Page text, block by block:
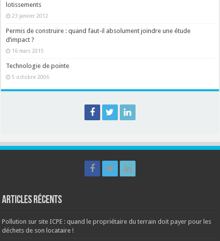
lotissements
23 janvier 2012
Permis de construire : quand faut-il absolument joindre une étude
d’impact ?
16 mars 2015
Technologie de pointe
5 octobre 2006
Articles récents
Pollution sur site ICPE : quand le propriétaire du terrain doit payer pour les
déchets de son locataire !